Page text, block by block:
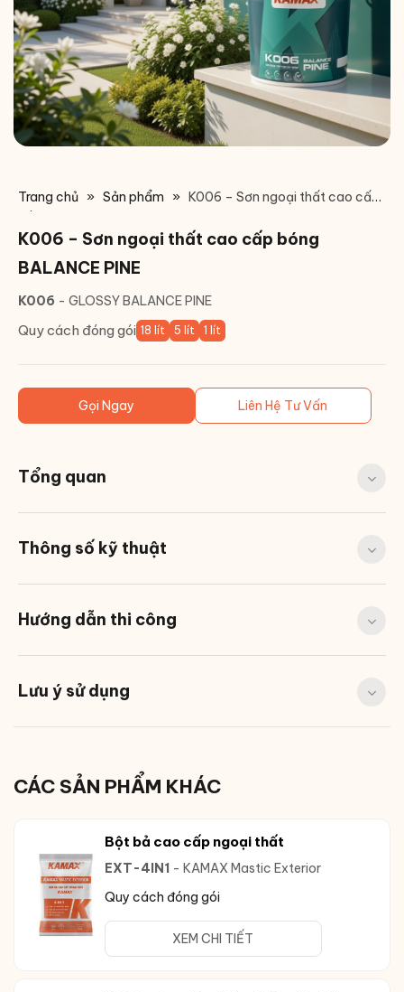
Trang chủ » Sản phẩm »
K006 – Sơn ngoại thất cao cấp
K006 – Sơn ngoại thất cao cấp bóng
BALANCE PINE
K006 - GLOSSY BALANCE PINE
Quy cách đóng gói 18 lít 5 lít 1 lít
Gọi Ngay Liên Hệ Tư Vấn
Tổng quan
Thông số kỹ thuật
Hướng dẫn thi công
Lưu ý sử dụng
CÁC SẢN PHẨM KHÁC
Bột bả cao cấp ngoại thất
EXT-4IN1 - KAMAX Mastic Exterior
Quy cách đóng gói
XEM CHI TIẾT